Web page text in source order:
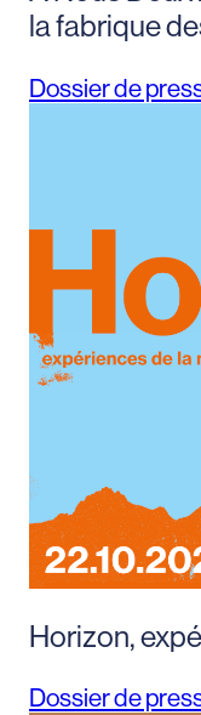
la fabrique
Dossier de
Horizon,
Dossier de